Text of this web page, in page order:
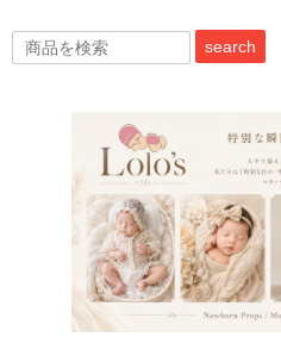
search